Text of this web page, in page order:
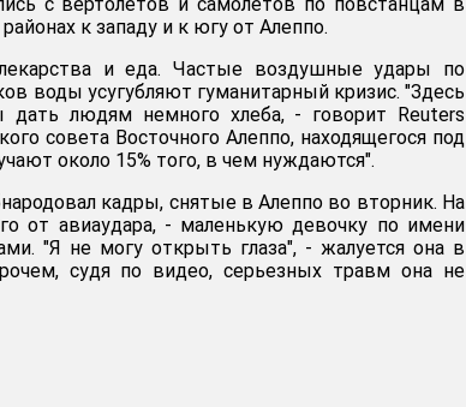
к западу и к югу от Алеппо.
и еда. Частые воздушные удары по
воды усугубляют гуманитарный кризис. "Здесь
дать людям немного хлеба, - говорит Reuters
совета Восточного Алеппо, находящегося под
около 15% того, в чем нуждаются".
кадры, снятые в Алеппо во вторник. На
от авиаудара, - маленькую девочку по имени
"Я не могу открыть глаза", - жалуется она в
судя по видео, серьезных травм она не